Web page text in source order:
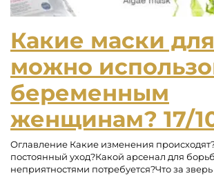
Какие маски
можно
беременным
женщинам? 17/
Оглавление Какие изменения
постоянный уход?Какой арсенал для
неприятностями потребуется?Что за зверь